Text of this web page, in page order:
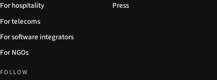
For hospitality
For telecoms
For software integrators
For NGOs
Press
FOLLOW